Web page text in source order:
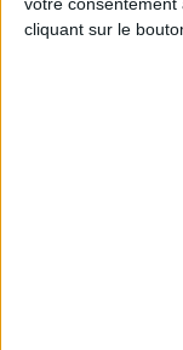
cliquant sur le